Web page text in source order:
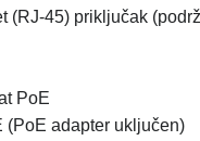
(RJ-45) priključak
PoE
(PoE adapter uključen)